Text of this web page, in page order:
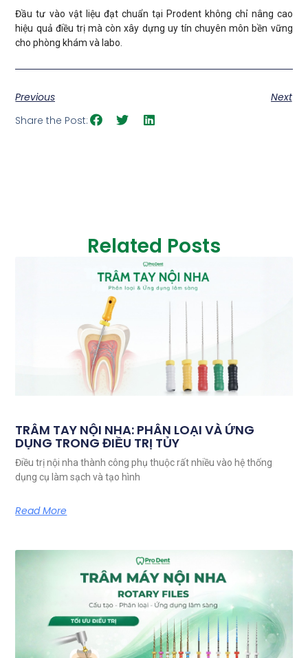
Đầu tư vào vật liệu đạt chuẩn tại Prodent không chỉ nâng cao
hiệu quả điều trị mà còn xây dựng uy tín chuyên môn bền vững
cho phòng khám và labo.
Previous
Next
Share the Post:
Related Posts
TRÂM TAY NỘI NHA: PHÂN LOẠI VÀ ỨNG
DỤNG TRONG ĐIỀU TRỊ TỦY
Điều trị nội nha thành công phụ thuộc rất nhiều vào hệ thống
dụng cụ làm sạch và tạo hình
Read More